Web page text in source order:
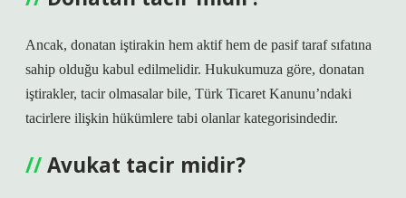
Ancak, donatan iştirakin hem aktif hem de pasif taraf sıfatına
sahip olduğu kabul edilmelidir. Hukukumuza göre, donatan
iştirakler, tacir olmasalar bile, Türk Ticaret Kanunu’ndaki
tacirlere ilişkin hükümlere tabi olanlar kategorisindedir.
Avukat tacir midir?